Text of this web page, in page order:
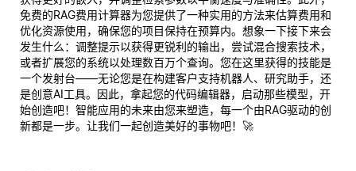
免费的RAG费用计算器为您提供了一种实用的方法来估算费用和
优化资源使用，确保您的项目保持在预算内。想象一下接下来会
发生什么：调整提示以获得更锐利的输出，尝试混合搜索技术，
或者扩展您的系统以处理数百万个查询。您在这里获得的技能是
一个发射台——无论您是在构建客户支持机器人、研究助手，还
是创意AI工具。因此，拿起您的代码编辑器，启动那些模型，开
始创造吧！智能应用的未来由您来塑造，每一个由RAG驱动的创
新都是一步。让我们一起创造美好的事物吧！🚀